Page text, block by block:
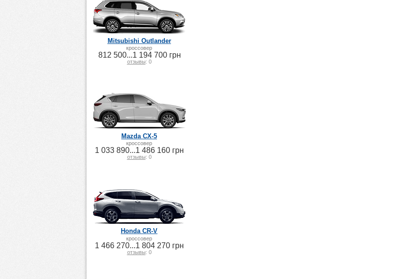
Mitsubishi Outlander
кроссовер
812 500...1 194 700 грн
отзывы: 0
Mazda CX-5
кроссовер
1 033 890...1 486 160 грн
отзывы: 0
Honda CR-V
кроссовер
1 466 270...1 804 270 грн
отзывы: 0